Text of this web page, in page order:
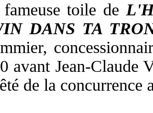
toile de
DANS TA
avant Jean-Claude
de la concurrence